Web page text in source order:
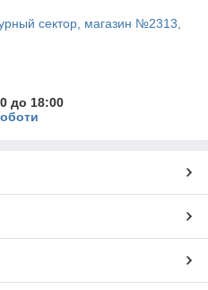
сектор, магазин №2313,
до 18:00